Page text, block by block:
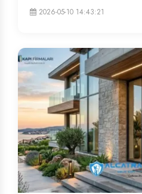
2026-05-10 14:43:21